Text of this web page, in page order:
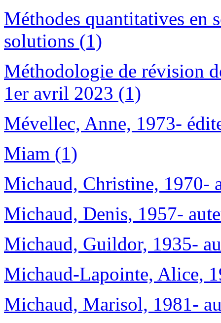
Méthodes quantitatives en
solutions (1)
Méthodologie de révision
1er avril 2023 (1)
Mévellec, Anne, 1973-
Miam (1)
Michaud, Christine, 1970-
Michaud, Denis, 1957-
Michaud, Guildor, 1935-
Michaud-Lapointe, Alice,
Michaud, Marisol, 1981-